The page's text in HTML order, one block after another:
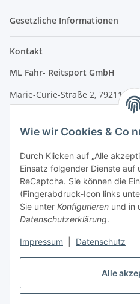
Alle
Wie wir Cookies & Co
Durch Klicken auf „Alle
Einsatz folgender Dienste auf
ReCaptcha. Sie können die
(Fingerabdruck-Icon links
Sie unter Konfigurieren und in
Datenschutzerklärung.
Impressum Datenschutz
Gesetzliche Informationen
Kontakt
ML Fahr- Reitsport GmbH
Marie-Curie-Straße 2, 79211
Tel.: 07666/9378060 (Mo-Fr 9-16
info@fahr-reitsport.de
Nach Terminvereinbarung
vorbeikommen
Zahlungsarten
Vertrag